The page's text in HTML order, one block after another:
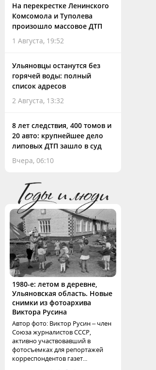
На перекрестке Ленинского
Комсомола и Туполева
произошло массовое ДТП
1 Августа, 19:52
Ульяновцы останутся без
горячей воды: полный
список адресов
2 Августа, 13:32
8 лет следствия, 400 томов и
20 авто: крупнейшее дело
липовых ДТП зашло в суд
Вчера, 06:10
1980-е: летом в деревне,
Ульяновская область. Новые
снимки из фотоархива
Виктора Русина
Автор фото: Виктор Русин – член
Союза журналистов СССР,
активно участвовавший в
фотосъемках для репортажей
корреспондентов газет...